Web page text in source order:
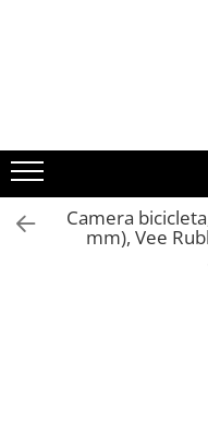
Toate produsele
Piese de schimb
https://
Acceleratie
Camera
mm), Vee